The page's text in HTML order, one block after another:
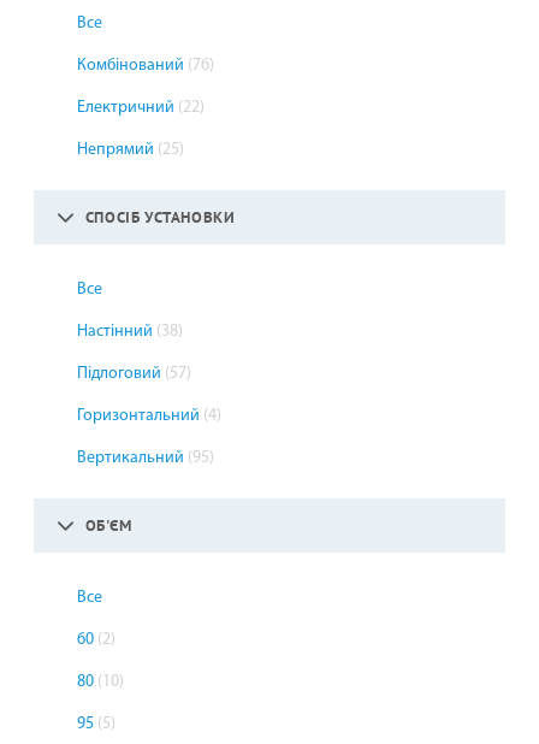
Все
Комбінований (76)
Електричний (22)
Непрямий (25)
СПОСІБ УСТАНОВКИ
Все
Настінний (38)
Підлоговий (57)
Горизонтальний (4)
Вертикальний (95)
ОБ'ЄМ
Все
60 (2)
80 (10)
95 (5)